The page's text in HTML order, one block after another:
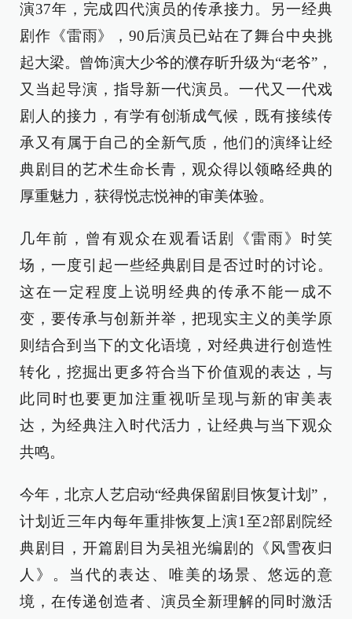
演37年，完成四代演员的传承接力。另一经典
剧作《雷雨》，90后演员已站在了舞台中央挑
起大梁。曾饰演大少爷的濮存昕升级为“老爷”，
又当起导演，指导新一代演员。一代又一代戏
剧人的接力，有学有创渐成气候，既有接续传
承又有属于自己的全新气质，他们的演绎让经
典剧目的艺术生命长青，观众得以领略经典的
厚重魅力，获得悦志悦神的审美体验。
几年前，曾有观众在观看话剧《雷雨》时笑
场，一度引起一些经典剧目是否过时的讨论。
这在一定程度上说明经典的传承不能一成不
变，要传承与创新并举，把现实主义的美学原
则结合到当下的文化语境，对经典进行创造性
转化，挖掘出更多符合当下价值观的表达，与
此同时也要更加注重视听呈现与新的审美表
达，为经典注入时代活力，让经典与当下观众
共鸣。
今年，北京人艺启动“经典保留剧目恢复计划”，
计划近三年内每年重排恢复上演1至2部剧院经
典剧目，开篇剧目为吴祖光编剧的《风雪夜归
人》。当代的表达、唯美的场景、悠远的意
境，在传递创造者、演员全新理解的同时激活